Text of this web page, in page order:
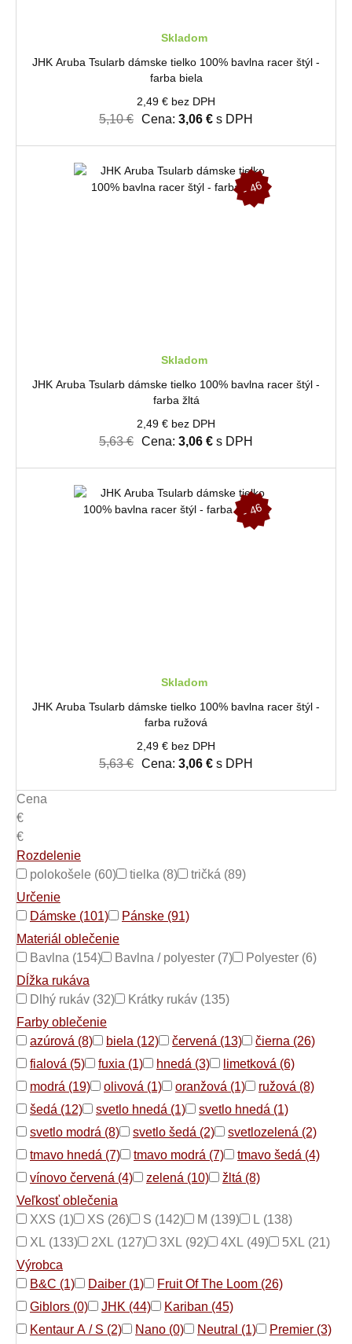
Skladom
JHK Aruba Tsularb dámske tielko 100% bavlna racer štýl -
farba biela
2,49 € bez DPH
5,10 € Cena: 3,06 € s DPH
-
4
6
Skladom
JHK Aruba Tsularb dámske tielko 100% bavlna racer štýl -
farba žltá
2,49 € bez DPH
5,63 € Cena: 3,06 € s DPH
-
4
6
Skladom
JHK Aruba Tsularb dámske tielko 100% bavlna racer štýl -
farba ružová
2,49 € bez DPH
5,63 € Cena: 3,06 € s DPH
Cena
€
€
Rozdelenie
polokošele (60)
tielka (8)
tričká (89)
Určenie
Dámske (101)
Pánske (91)
Materiál oblečenie
Bavlna (154)
Bavlna / polyester (7)
Polyester (6)
Dĺžka rukáva
Dlhý rukáv (32)
Krátky rukáv (135)
Farby oblečenie
azúrová (8)
biela (12) červená (13)
čierna (26)
fialová (5)
fuxia (1) hnedá (3)
limetková (6)
modrá (19)
olivová (1) oranžová (1)
ružová (8)
šedá (12)
svetlo hnedá (1)
svetlo hnedá (1)
svetlo modrá (8)
svetlo šedá (2)
svetlozelená (2)
tmavo hnedá (7)
tmavo modrá (7)
tmavo šedá (4)
vínovo červená (4)
zelená (10)
žltá (8)
Veľkosť oblečenia
XXS (1)
XS (26) S (142) M (139)
L (138)
XL (133)
2XL (127) 3XL (92) 4XL (49)
5XL (21)
Výrobca
B&C (1)
Daiber (1)
Fruit Of The Loom (26)
Giblors (0)
JHK (44)
Kariban (45)
Kentaur A / S (2)
Nano (0) Neutral (1)
Premier (3)